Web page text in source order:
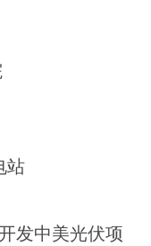
站
发中美光伏项